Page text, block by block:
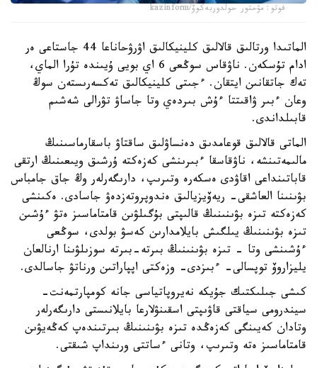
فوتو: مۋحتور حولدوربەكوۆ/kazinform
الماتىدا ورتالىق قالالىق كلينيكالىق اۋرۋحاناعا 44 جاستاعى ەر
ادام تۇسكەن. ناۋقاس سوڭعى 6 اي بويى ۇيىندە تۇرا الماي،
تەك جاتقانىن ايتقان. ءجىتى كلينيكالىق تەكسەرىستەن سوڭ
وعان ءبىر ۋاقىتتا ءۇش بىردەي وتا جاساۋ تۋرالى شەشىم
قابىلداندى.
الماتى قالالىق قوعامدىق دەنساۋلىق ساقتاۋ باسقارماسىنىڭ
مالىمەتىنشە، ناۋقاسقا ءبىرىنشى كەزەكتە ۇرشىق ويىعىنىڭ ارتقى
قاباتىنداعى اقاۋدى ەسكەرە وتىرىپ، دارىگەرلەر وڭ جاق جامباس
بۋىنىنا العاشقى- ريەۆيزيالىق ەندوپروتەزدەۋ جاسادى. ەكىنشى
كەزەكتە تىزە بۋىنىنىڭ قالىپتى بۇگىلۋىن قامتاماسىز ەتۋ ءۇشىن
تىزە بۋىنىنىڭ يىلگىش بايلامدارىن كەسۋ بولدى، سوڭعى
ءۇشىنشى وتا - تىزە بۋىنىنىڭ بىرتە-بىرتە سوزىلۋىنا ارنالعان
يليزاروۆ توپسالى- ءبىزدى- وزەكتى اپپاراتىن ورناتۋ جاسالدى.
كىشى جىلىكتىك جۇيكە نەيروپاتياسى جانە كومپارتمەنت-
سيندرومى سياقتى قاۋىپتى اسقىنۋلارعا بايلانىستى دارىگەرلەر
وتادان كەيىنگى كەزەڭدە تىزە بۋىنىنىڭ بىرتىندەپ كەڭەيۋىن
قامتاماسىز ەتە وتىرىپ، وتانى ءساتتى ورىنداپ شىقتى.